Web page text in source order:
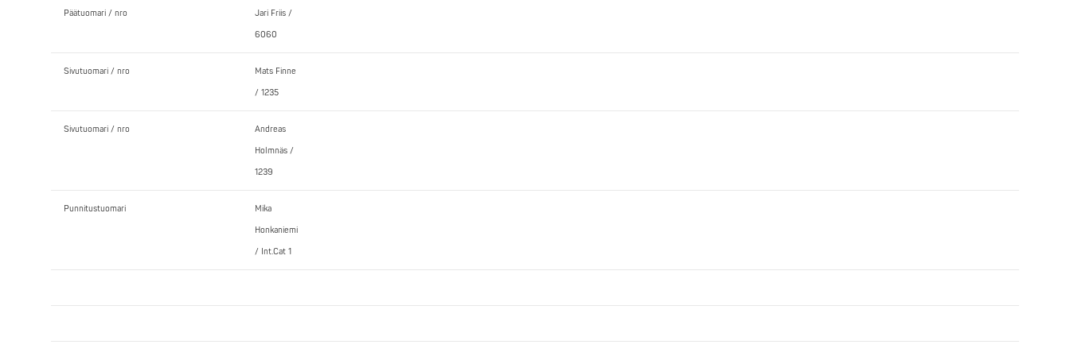
Päätuomari / nro Jari Friis /
6060
Sivutuomari / nro Mats Finne
/ 1235
Sivutuomari / nro Andreas
Holmnäs /
1239
Punnitustuomari Mika
Honkaniemi
/ Int.Cat 1